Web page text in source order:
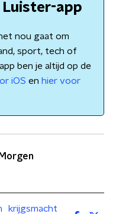
Luister-app
nou gaat om
sport, tech of
ben je altijd op de
iOS en hier voor
krijgsmacht